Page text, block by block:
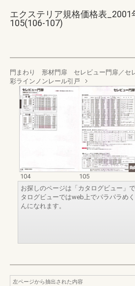
エクステリア規格価格表_2001
105(106-107)
門まわり 形材門扉 セレビュー門扉／セ
彩ラインノンレール引戸
104
105
お探しのページは「カタログビュー」
タログビューではweb上でパラパラめ
んになれます。
左ページから抽出された内容